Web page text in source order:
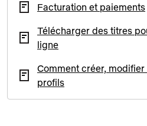
Facturation et paiements
Télécharger des titres
ligne
Comment créer,
profils